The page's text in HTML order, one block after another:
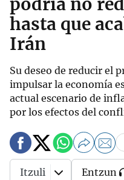
hasta que
Irán
Su deseo de reducir el
impulsar la economía
actual escenario de
por los efectos del
Itzuli Entzun